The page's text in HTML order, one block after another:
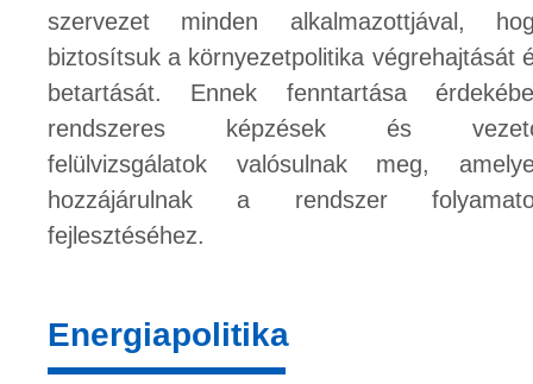
szervezet minden alkalmazottjával,
biztosítsuk a környezetpolitika végrehajtását
betartását. Ennek fenntartása
rendszeres képzések és
felülvizsgálatok valósulnak meg,
hozzájárulnak a rendszer
fejlesztéséhez.
Energiapolitika